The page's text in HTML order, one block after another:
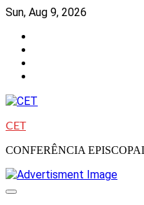
Skip
content
Sun, Aug 9, 2026
CET
CONFERÊNCIA